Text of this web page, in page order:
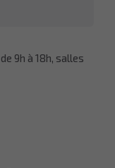
9h à 18h, salles